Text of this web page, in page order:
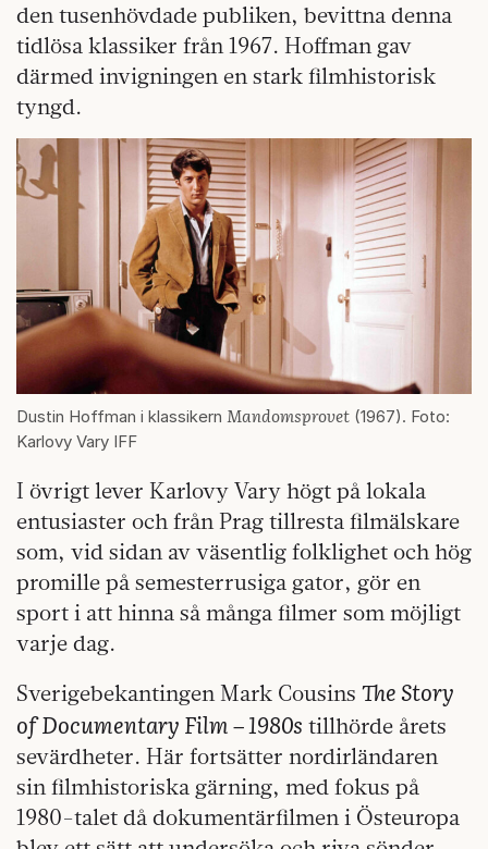
den tusenhövdade publiken, bevittna denna
tidlösa klassiker från 1967. Hoffman gav
därmed invigningen en stark filmhistorisk
tyngd.
Dustin Hoffman i klassikern Mandomsprovet (1967). Foto:
Karlovy Vary IFF
I övrigt lever Karlovy Vary högt på lokala
entusiaster och från Prag tillresta filmälskare
som, vid sidan av väsentlig folklighet och hög
promille på semesterrusiga gator, gör en
sport i att hinna så många filmer som möjligt
varje dag.
Sverigebekantingen Mark Cousins The Story
of Documentary Film – 1980s tillhörde årets
sevärdheter. Här fortsätter nordirländaren
sin filmhistoriska gärning, med fokus på
1980-talet då dokumentärfilmen i Östeuropa